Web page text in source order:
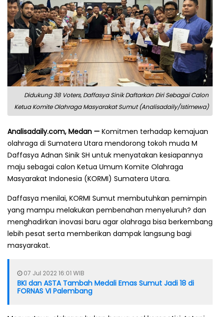
Didukung 38 Voters, Daffasya Sinik Daftarkan Diri Sebagai Calon
Ketua Komite Olahraga Masyarakat Sumut (Analisadaily/Istimewa)
Analisadaily.com, Medan — Komitmen terhadap kemajuan
olahraga di Sumatera Utara mendorong tokoh muda M
Daffasya Adnan Sinik SH untuk menyatakan kesiapannya
maju sebagai calon Ketua Umum Komite Olahraga
Masyarakat Indonesia (KORMI) Sumatera Utara.
Daffasya menilai, KORMI Sumut membutuhkan pemimpin
yang mampu melakukan pembenahan menyeluruh? dan
menghadirkan inovasi baru agar olahraga bisa berkembang
lebih pesat serta memberikan dampak langsung bagi
masyarakat.
07 Jul 2022 16:01 WIB
BKI dan ASTA Tambah Medali Emas Sumut Jadi 18 di
FORNAS VI Palembang